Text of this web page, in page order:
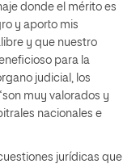
donde el mérito es
y aporto mis
y que nuestro
para la
judicial, los
muy valorados y
nacionales e
jurídicas que